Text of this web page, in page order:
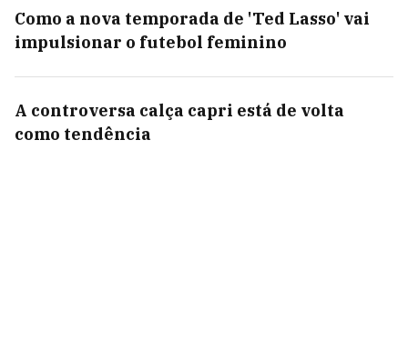
Como a nova temporada de 'Ted Lasso' vai
impulsionar o futebol feminino
A controversa calça capri está de volta
como tendência